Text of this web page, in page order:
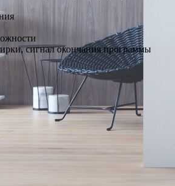
сигнал окончания программы